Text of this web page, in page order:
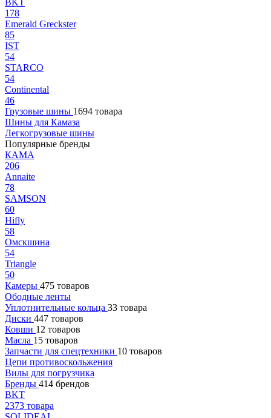
BKT
178
Emerald Greckster
85
IST
54
STARCO
54
Continental
46
Грузовые шины 1694 товара
Шины для Камаза
Легкогрузовые шины
Популярные бренды
КАМА
206
Annaite
78
SAMSON
60
Hifly
58
Омскшина
54
Triangle
50
Камеры 475 товаров
Ободные ленты
Уплотнительные кольца 33 товара
Диски 447 товаров
Ковши 12 товаров
Масла 15 товаров
Запчасти для спецтехники 10 товаров
Цепи противоскольжения
Вилы для погрузчика
Бренды 414 брендов
BKT
2373 товара